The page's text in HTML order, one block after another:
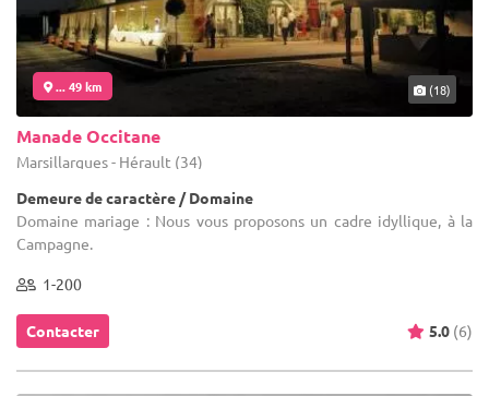
... 49 km (18)
Manade Occitane
Marsillargues - Hérault (34)
Demeure de caractère / Domaine
Domaine mariage : Nous vous proposons un cadre idyllique, à la
Campagne.
1-200
Contacter 5.0 (6)